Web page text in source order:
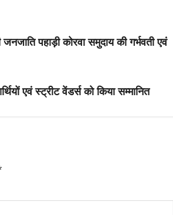
पहाड़ी कोरवा समुदाय की गर्भवती एवं
एवं स्ट्रीट वेंडर्स को किया सम्मानित